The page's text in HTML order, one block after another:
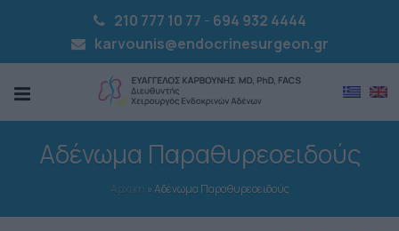
210 777 10 77 - 694 932 4444
karvounis@endocrinesurgeon.gr
Αδένωμα Παραθυρεοειδούς
Αρχική »Αδένωμα Παραθυρεοειδούς